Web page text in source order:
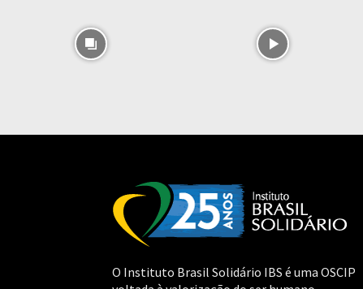
O Instituto Brasil Solidário IBS é uma OSCIP